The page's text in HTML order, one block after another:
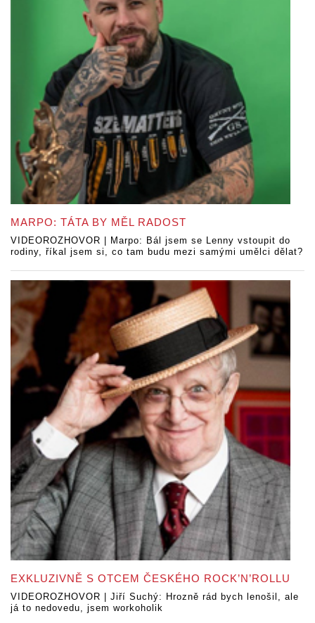
MARPO: TÁTA BY MĚL RADOST
VIDEOROZHOVOR | Marpo: Bál jsem se Lenny vstoupit do
rodiny, říkal jsem si, co tam budu mezi samými umělci dělat?
EXKLUZIVNĚ S OTCEM ČESKÉHO ROCK’N’ROLLU
VIDEOROZHOVOR | Jiří Suchý: Hrozně rád bych lenošil, ale
já to nedovedu, jsem workoholik